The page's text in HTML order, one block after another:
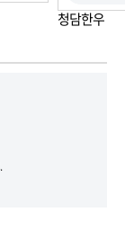
청담한우